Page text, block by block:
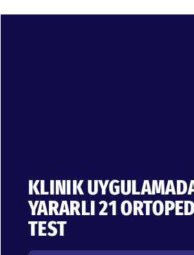
KLINIK
YARARLI 21
TEST